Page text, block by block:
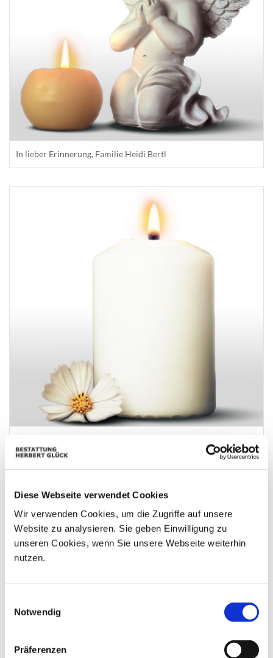
Diese Webseite verwendet Cookies
Wir verwenden Cookies, um die Zugriffe auf unsere
Website zu analysieren. Sie geben Einwilligung zu
unseren Cookies, wenn Sie unsere Webseite weiterhin
nutzen.
Notwendig
Präferenzen
In lieber Erinnerung, Familie Heidi Bertl